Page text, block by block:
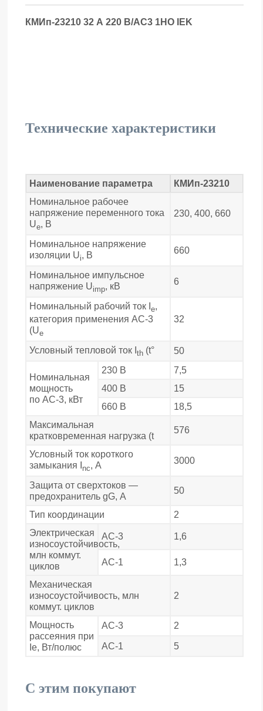
КМИп-23210 32 А 220 В/АС3 1НО IEK
Технические характеристики
Наименование параметра
КМИп-23210
Номинальное рабочее
напряжение переменного тока
Ue, В
230, 400, 660
Номинальное напряжение
изоляции Ui, В 660
Номинальное импульсное
напряжение Uimp, кВ 6
Номинальный рабочий ток I e,
категория применения АС-3
(Ue
32
Условный тепловой ток I th (t° 50
Номинальная
мощность
по АС-3, кВт
230 В
7,5
400 В
15
660 В
18,5
Максимальная
кратковременная нагрузка (t
576
Условный ток короткого
замыкания I
nc, А 3000
Защита от сверхтоков —
предохранитель gG, А
50
Тип координации
2
Электрическая
износоустойчивость,
млн коммут.
циклов
АС-3 1,6
АС-1 1,3
Механическая
износоустойчивость, млн
коммут. циклов
2
Мощность
рассеяния при
Ie, Вт/полюс
АС-3 2
АС-1 5
С этим покупают